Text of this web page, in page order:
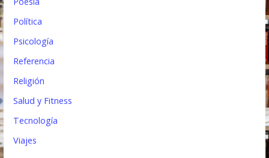
Política
Psicología
Referencia
Religión
Salud y Fitness
Tecnología
Viajes